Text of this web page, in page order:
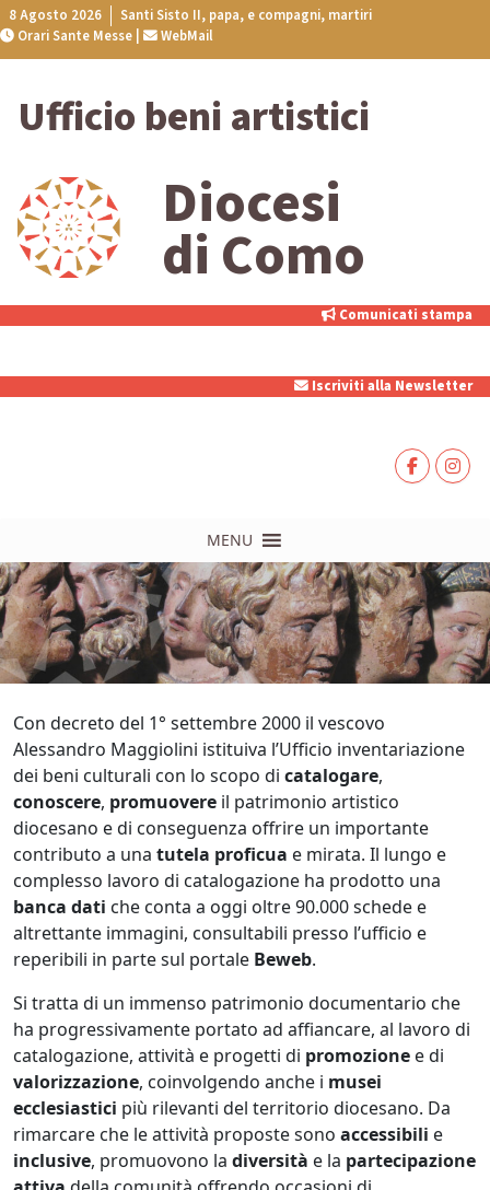
Skip
to
content
8 Agosto 2026
Santi Sisto II, papa, e compagni, martiri
Orari Sante Messe
WebMail
Ufficio beni artistici
Diocesi
di Como
Comunicati stampa
Iscriviti alla Newsletter
MENU
Con decreto del 1° settembre 2000 il vescovo
Alessandro Maggiolini istituiva l’Ufficio inventariazione
dei beni culturali con lo scopo di catalogare,
conoscere, promuovere il patrimonio artistico
diocesano e di conseguenza offrire un importante
contributo a una tutela proficua e mirata. Il lungo e
complesso lavoro di catalogazione ha prodotto una
banca dati che conta a oggi oltre 90.000 schede e
altrettante immagini, consultabili presso l’ufficio e
reperibili in parte sul portale Beweb.
Si tratta di un immenso patrimonio documentario che
ha progressivamente portato ad affiancare, al lavoro di
catalogazione, attività e progetti di promozione e di
valorizzazione, coinvolgendo anche i musei
ecclesiastici più rilevanti del territorio diocesano. Da
rimarcare che le attività proposte sono accessibili e
inclusive, promuovono la diversità e la partecipazione